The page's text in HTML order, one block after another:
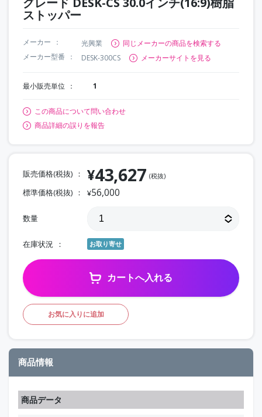
ストッパー
メーカー 光興業
同じメーカーの商品を検索する
メーカー型番
DESK-300CS メーカーサイトを見る
最小販売単位 1
この商品について問い合わせ
商品詳細の誤りを報告
販売価格(税抜) ¥43,627 (税抜)
標準価格(税抜) ¥56,000
数量
在庫状況 お取り寄せ
カートへ入れる
お気に入りに追加
商品情報
商品データ